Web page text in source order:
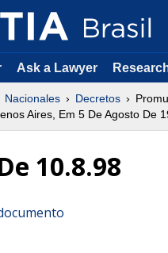
Ask a Lawyer
Nacionales Decretos
Aires, Em 5 De Agosto De
10.8.98